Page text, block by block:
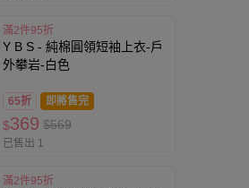
滿2件95折
Y B S - 純棉圓領短袖上衣-戶
外攀岩-白色
65折 即將售完
$369 $569
已售出 1
滿2件95折